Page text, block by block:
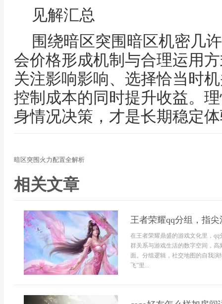
见解汇总
围绕暗区突围暗区机密几
会价格形成机制与合理运用
关注影响影响、选择恰当时
控制成本的同时提升收益。
身情况决策，才是长期稳定
暗区突围火力配置全解析
相关文章
王者荣耀qq分组，指
在王者荣耀鼎盛的游戏文化里，
群关系与游戏生活的数字空间，
面。分组逻辑，社交地图的自我演
飞”里...